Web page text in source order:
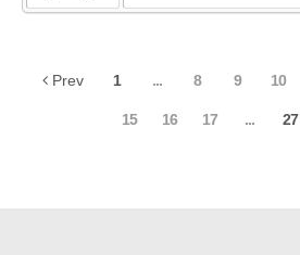
Prev 1 ... 8 9 10
15 16 17 ... 27